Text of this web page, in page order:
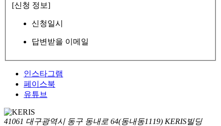
[신청 정보]
신청일시
답변받을 이메일
인스타그램
페이스북
유튜브
41061 대구광역시 동구 동내로 64(동내동1119) KERIS빌딩